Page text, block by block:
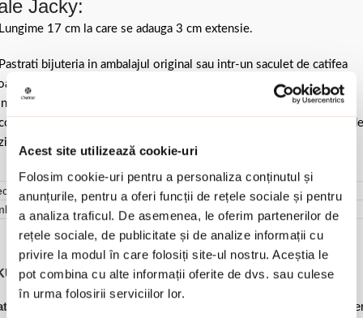
Acest site utilizează cookie-uri
Folosim cookie-uri pentru a personaliza conținutul și
anunțurile, pentru a oferi funcții de rețele sociale și pentru
a analiza traficul. De asemenea, le oferim partenerilor de
rețele sociale, de publicitate și de analize informații cu
privire la modul în care folosiți site-ul nostru. Aceștia le
pot combina cu alte informații oferite de dvs. sau culese
în urma folosirii serviciilor lor.
Jacky:
17 cm la care se adauga 3 cm extensie.
bijuteria in ambalajul original sau intr-un saculet de catifea
pentru a evita frecarea sau lovirea de alte materiale. Evitati
cu apa si produsele cosmetice. Dupa fiecare purtare este
sa o lustruiti cu o laveta curata pentru a evita depunerea de
(0)
02X01-03489
,